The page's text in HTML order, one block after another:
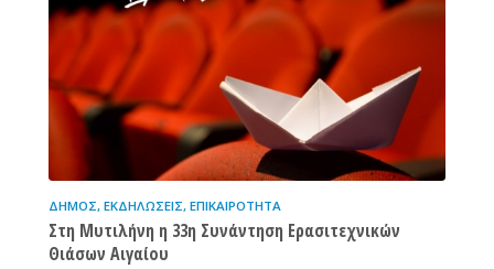
ΔΉΜΟΣ, ΕΚΔΗΛΏΣΕΙΣ, ΕΠΙΚΑΙΡΌΤΗΤΑ
Στη Μυτιλήνη η 33η Συνάντηση Ερασιτεχνικών
Θιάσων Αιγαίου